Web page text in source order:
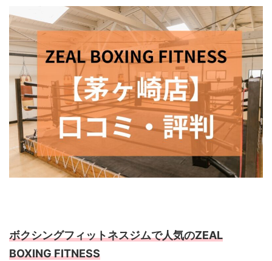
ボクシングフィットネスジムで人気のZEAL
BOXING FITNESS